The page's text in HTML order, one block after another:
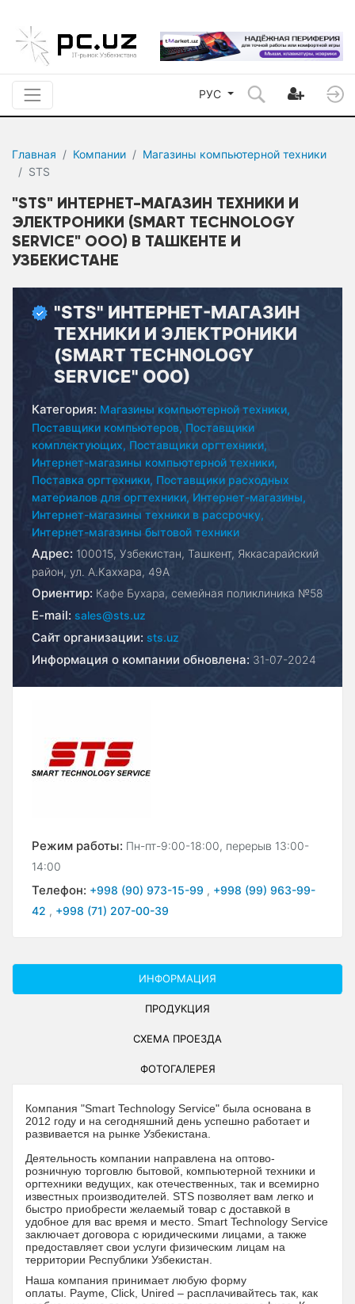
РУС
Главная Компании
Магазины компьютерной техники
STS
"STS" ИНТЕРНЕТ-МАГАЗИН ТЕХНИКИ И
ЭЛЕКТРОНИКИ (SMART TECHNOLOGY
SERVICE" ООО) В ТАШКЕНТЕ И
УЗБЕКИСТАНЕ
"STS" ИНТЕРНЕТ-МАГАЗИН
ТЕХНИКИ И ЭЛЕКТРОНИКИ
(SMART TECHNOLOGY
SERVICE" ООО)
Категория: Магазины компьютерной техники,
Поставщики компьютеров, Поставщики
комплектующих, Поставщики оргтехники,
Интернет-магазины компьютерной техники,
Поставка оргтехники, Поставщики расходных
материалов для оргтехники, Интернет-магазины,
Интернет-магазины техники в рассрочку,
Интернет-магазины бытовой техники
Адрес: 100015, Узбекистан, Ташкент, Яккасарайский
район, ул. А.Каххара, 49А
Ориентир: Кафе Бухара, семейная поликлиника №58
E-mail: sales@sts.uz
Сайт организации: sts.uz
Информация о компании обновлена: 31-07-2024
Режим работы: Пн-пт-9:00-18:00, перерыв 13:00-
14:00
Телефон: +998 (90) 973-15-99 , +998 (99) 963-99-
42 , +998 (71) 207-00-39
ИНФОРМАЦИЯ
ПРОДУКЦИЯ
СХЕМА ПРОЕЗДА
ФОТОГАЛЕРЕЯ
Компания "Smart Technology Service" была основана в
2012 году и на сегодняшний день успешно работает и
развивается на рынке Узбекистана.
Деятельность компании направлена на оптово-
розничную торговлю бытовой, компьютерной техники и
оргтехники ведущих, как отечественных, так и всемирно
известных производителей. STS позволяет вам легко и
быстро приобрести желаемый товар с доставкой в
удобное для вас время и место. Smart Technology Service
заключает договора с юридическими лицами, а также
предоставляет свои услуги физическим лицам на
территории Республики Узбекистан.
Наша компания принимает любую форму
оплаты. Payme Click Unired – расплачивайтесь так, как